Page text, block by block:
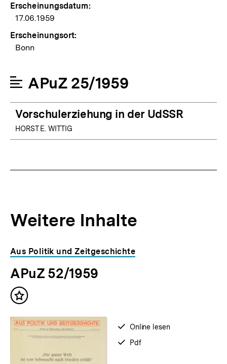
Erscheinungsdatum:
17.06.1959
Erscheinungsort:
Bonn
APuZ 25/1959
Vorschulerziehung in der UdSSR
HORST E. WITTIG
Weitere Inhalte
Inhaltskarousell
für
weitere
Inhalte
Inhaltskarussell
überspringen
Aus Politik und Zeitgeschichte
APuZ 52/1959
Inhalt
verfügbar
Online lesen
verfügbar
Pdf